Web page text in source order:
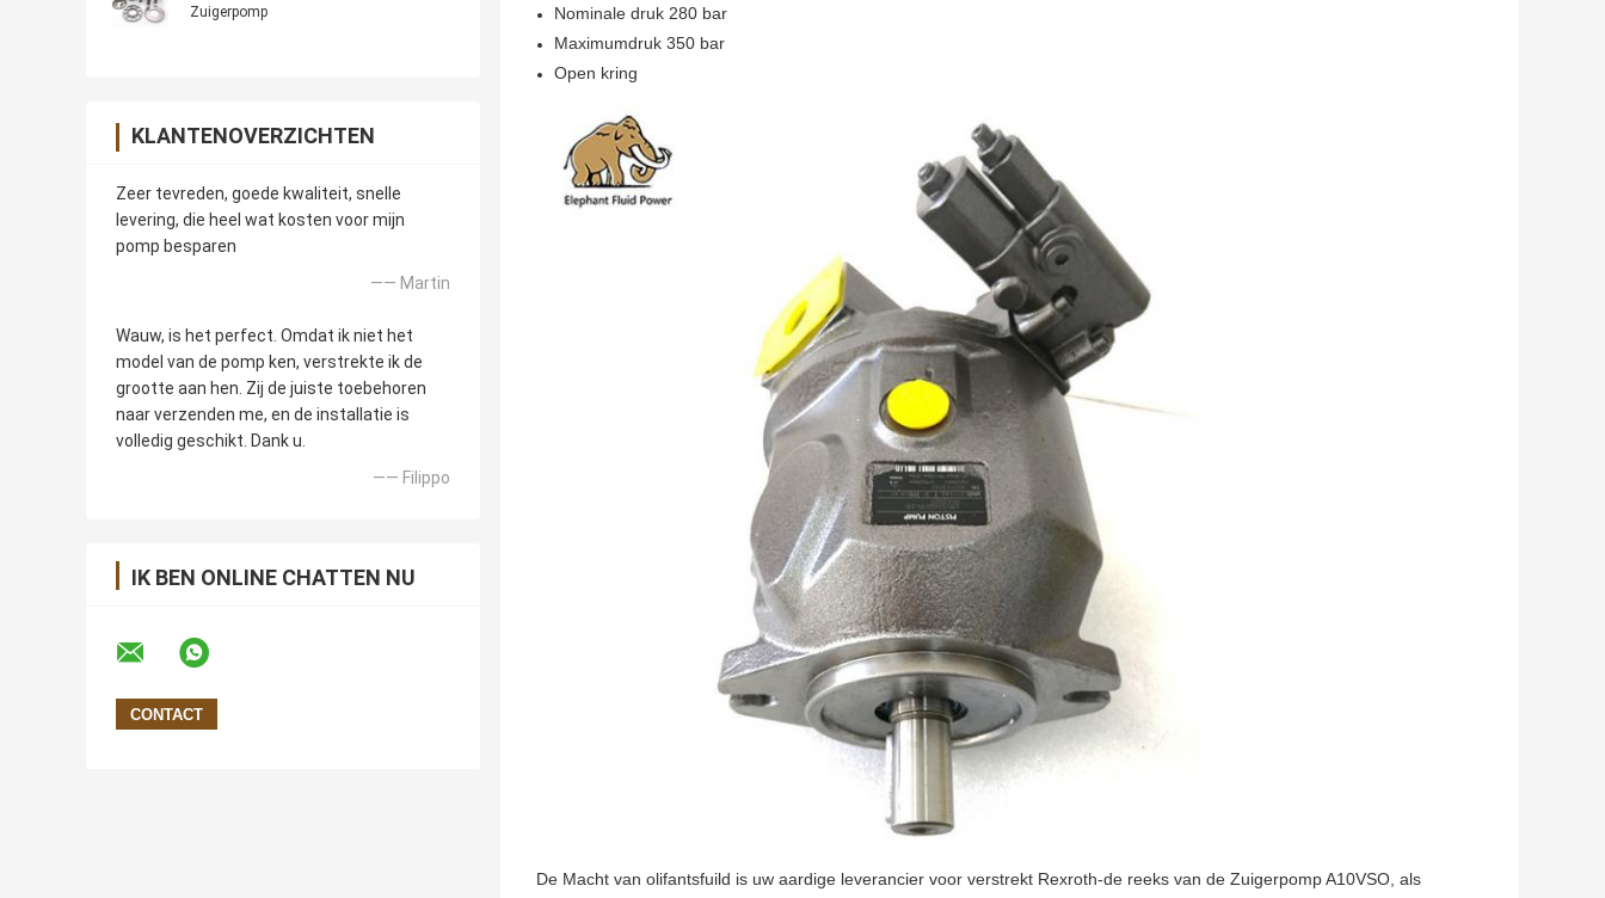
Zuigerpomp
KLANTENOVERZICHTEN
Zeer tevreden, goede kwaliteit, snelle
levering, die heel wat kosten voor mijn
pomp besparen
—— Martin
Wauw, is het perfect. Omdat ik niet het
model van de pomp ken, verstrekte ik de
grootte aan hen. Zij de juiste toebehoren
naar verzenden me, en de installatie is
volledig geschikt. Dank u.
—— Filippo
IK BEN ONLINE CHATTEN NU
Nominale druk 280 bar
Maximumdruk 350 bar
Open kring
De Macht van olifantsfuild is uw aardige leverancier voor verstrekt Rexroth-de reeks van de Zuigerpomp A10VSO, als